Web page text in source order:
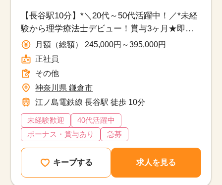
【長谷駅10分】*＼20代～50代活躍中！／*未経
験から理学療法士デビュー！賞与3ヶ月★即日
勤務OK月額（総額） 245,000円～395,000円
正社員
その他
神奈川県 鎌倉市
江ノ島電鉄線 長谷駅 徒歩 10分
未経験歓迎
40代活躍中
ボーナス・賞与あり
急募
キープする 求人を見る